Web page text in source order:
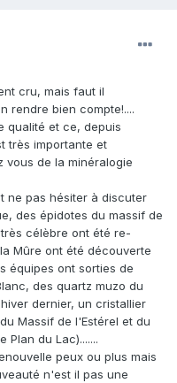
cru, mais faut il
rendre bien compte!....
qualité et ce, depuis
très importante et
vous de la minéralogie
ne pas hésiter à discuter
des épidotes du massif de
célèbre ont été re-
Mûre ont été découverte
équipes ont sorties de
des quartz muzo du
dernier, un cristallier
Massif de l'Estérel et du
du Lac).......
peux ou plus mais
n'est il pas une